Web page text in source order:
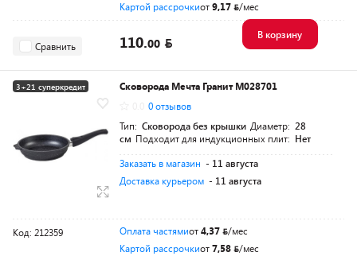
Картой рассрочкиот9,17 /мес
Сравнить 110.00
В корзину
3+21 суперкредит
Сковорода Мечта Гранит M028701
0 отзывов
Тип: Сковорода без крышки Диаметр: 28
см Подходит для индукционных плит: Нет
Заказать в магазин - 11 августа
Доставка курьером - 11 августа
Код: 212359 Оплата частямиот4,37
/мес
Картой рассрочкиот7,58 /мес